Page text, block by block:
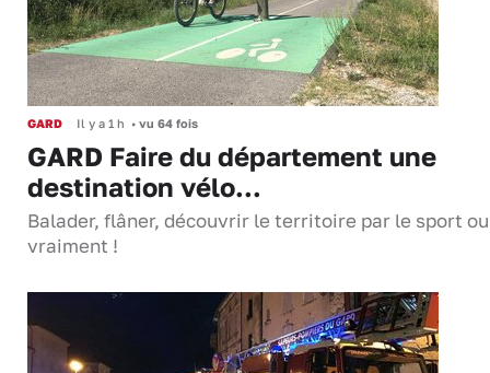
GARD Il y a 1 h • vu 64 fois
GARD Faire du département une
destination vélo...
Balader, flâner, découvrir le territoire par le sport
vraiment !